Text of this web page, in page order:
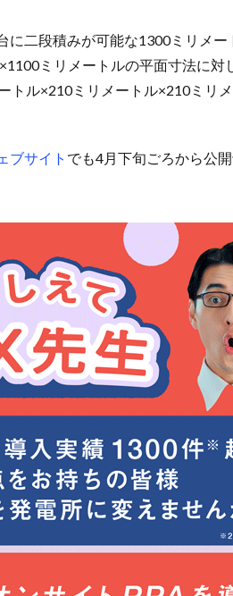
二段積みが可能な1300ミリメー
ミリメートルの平面寸法に対
トル×210ミリメートル×210ミリ
ブサイト でも4月下旬ごろから公開